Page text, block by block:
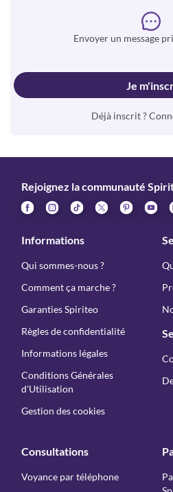
Envoyer un message
Je
Déjà inscrit ?
Rejoignez la communauté
Informations
Qui sommes-nous ?
Comment ça marche ?
Garanties Spiriteo
Règles de confidentialité
Informations légales
Conditions Générales
d'Utilisation
Gestion des cookies
Consultations
Voyance par téléphone